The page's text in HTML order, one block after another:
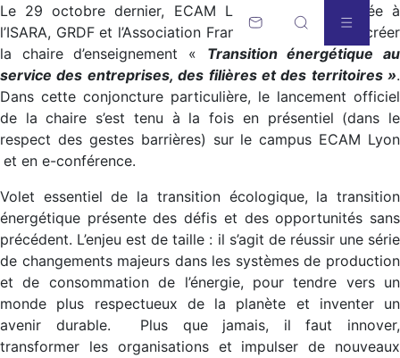
Le 29 octobre dernier, ECAM LaSalle, s’est associée à
l’ISARA, GRDF et l’Association Française du Gaz pour créer
la chaire d’enseignement « Transition énergétique au
service des entreprises, des filières et des territoires ».
Dans cette conjoncture particulière, le lancement officiel
de la chaire s’est tenu à la fois en présentiel (dans le
respect des gestes barrières) sur le campus ECAM Lyon
et en e-conférence.
Volet essentiel de la transition écologique, la transition
énergétique présente des défis et des opportunités sans
précédent. L’enjeu est de taille : il s’agit de réussir une série
de changements majeurs dans les systèmes de production
et de consommation de l’énergie, pour tendre vers un
monde plus respectueux de la planète et inventer un
avenir durable. Plus que jamais, il faut innover,
transformer les organisations et impulser de nouveaux